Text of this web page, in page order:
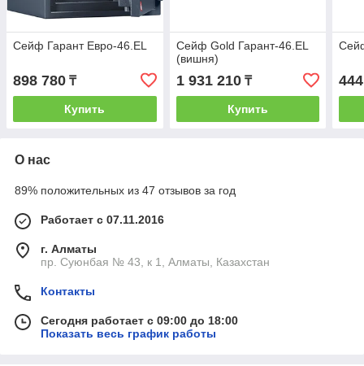
Сейф Гарант Евро-46.EL
898 780 ₸
Купить
Сейф Gold Гарант-46.EL
(вишня)
1 931 210₸
Купить
О нас
89% положительных из 47 отзывов за год
Работает с 07.11.2016
г. Алматы
пр. Суюнбая № 43, к 1, Алматы, Казахстан
Контакты
Сегодня работает с 09:00 до 18:00
Показать весь график работы